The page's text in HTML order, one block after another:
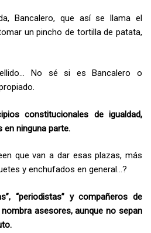
Bancalero, que así se llama el
un pincho de tortilla de patata,
No sé si es Bancalero o
constitucionales de igualdad,
en ninguna parte.
que van a dar esas plazas, más
y enchufados en general…?
“periodistas” y compañeros de
asesores, aunque no sepan